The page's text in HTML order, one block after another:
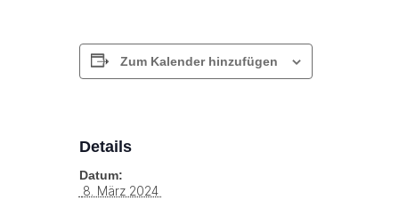
Zum Kalender hinzufügen
Details
Datum:
8. März 2024